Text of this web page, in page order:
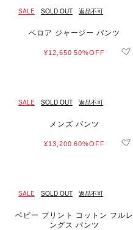
SALE SOLD OUT 返品不可
ベロア ジャージー パンツ
¥12,650 50%OFF
SALE SOLD OUT 返品不可
メンズ パンツ
¥13,200 60%OFF
SALE SOLD OUT 返品不可
ベビー プリント コットン フルレ
ングス パンツ